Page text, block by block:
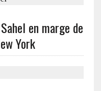
en marge de
York